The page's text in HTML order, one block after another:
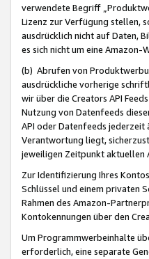
verwendete Begriff
Lizenz zur Verfügung stellen,
ausdrücklich nicht auf Daten,
es sich nicht um eine Amazon-
(b) Abrufen von
ausdrückliche vorherige
wir über die Creators API
Nutzung von Datenfeeds
API oder Datenfeeds jederzeit
Verantwortung liegt,
jeweiligen Zeitpunkt aktuellen
Zur Identifizierung Ihres
Schlüssel und einem privaten
Rahmen des Amazon-
Kontokennungen über den
Um Programmwerbeinhalte
erforderlich, eine separate